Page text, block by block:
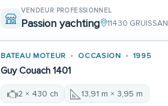
VENDEUR PROFESSIONNEL
Passion yachting 11430 GRUISSAN
BATEAU MOTEUR OCCASION 1995
Guy Couach 1401
2 × 430 ch 13,91 m × 3,95 m